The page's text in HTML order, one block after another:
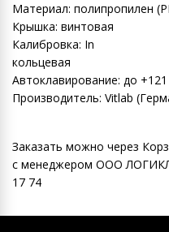
Материал: полипропилен
Крышка: винтовая
Калибровка: In
кольцевая
Автоклавирование: до +121
Производитель: Vitlab
Заказать можно через
с менеджером ООО
17 74